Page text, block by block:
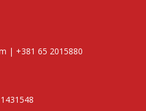
| +381 65 2015880